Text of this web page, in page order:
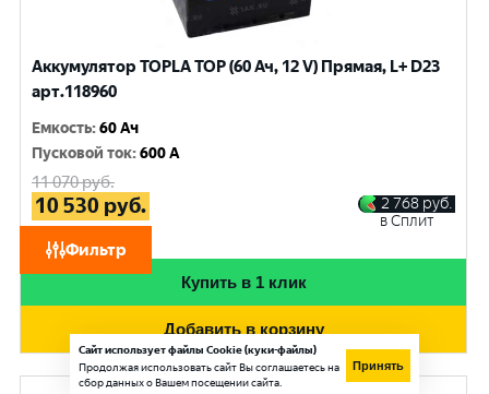
Фильтр
Аккумулятор TOPLA TOP (60 Ач, 12 V) Прямая, L+ D23
арт.118960
Емкость:60 Ач
Пусковой ток:600 A
11 070руб.
10 530 руб.
при обмене
2 768 руб.
в Сплит
Купить в 1 клик
Добавить в корзину
Сайт использует файлы Cookie (куки-файлы)
Продолжая использовать сайт Вы соглашаетесь на
сбор данных о Вашем посещении сайта.
Принять